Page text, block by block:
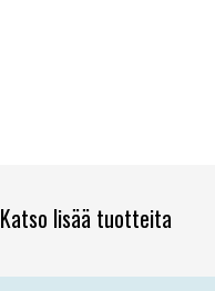
Katso lisää tuotteita